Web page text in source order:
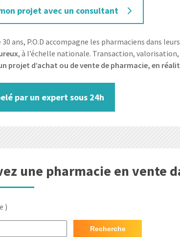
projet avec un consultant
30 ans, P.O.D accompagne les pharmaciens dans
, à l’échelle nationale. Transaction,
projet d’achat ou de vente de pharmacie, en
par un expert sous 24h
une pharmacie en vente
)
Recherche